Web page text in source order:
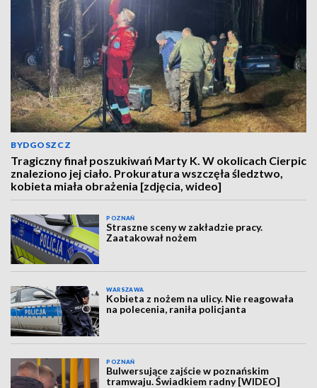
BYDGOSZCZ
Tragiczny finał poszukiwań Marty K. W okolicach Cierpic
znaleziono jej ciało. Prokuratura wszczęła śledztwo,
kobieta miała obrażenia [zdjęcia, wideo]
POZNAŃ
Straszne sceny w zakładzie pracy.
Zaatakował nożem
WARSZAWA
Kobieta z nożem na ulicy. Nie reagowała
na polecenia, raniła policjanta
POZNAŃ
Bulwersujące zajście w poznańskim
tramwaju. Świadkiem radny [WIDEO]